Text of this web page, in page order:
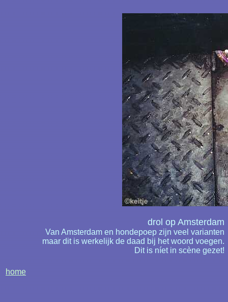
drol op Amsterdam
Van Amsterdam en hondepoep zijn veel varianten
maar dit is werkelijk de daad bij het woord voegen.
Dit is níet in scène gezet!
home